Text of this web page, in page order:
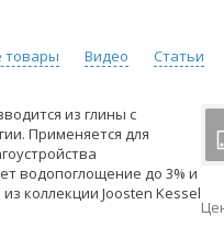
товары Видео Статьи
из глины с
Применяется для
водопоглощение до 3% и
коллекции Joosten Kessel